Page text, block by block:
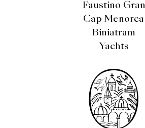
Faustino Gran
Cap Menorca
Biniatram
Yachts